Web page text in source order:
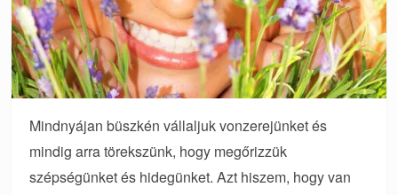
Mindnyájan büszkén vállaljuk vonzerejünket és
mindig arra törekszünk, hogy megőrizzük
szépségünket és hidegünket. Azt hiszem, hogy van